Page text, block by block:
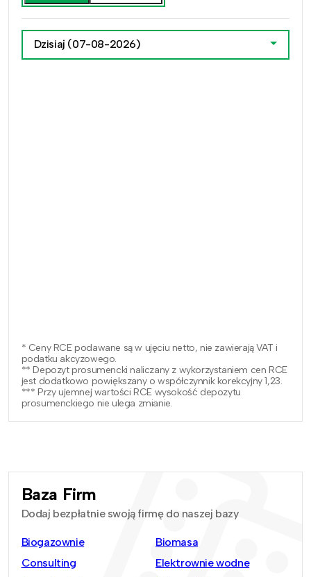
Dzisiaj (07-08-2026)
* Ceny RCE podawane są w ujęciu netto, nie zawierają VAT i
podatku akcyzowego.
** Depozyt prosumencki naliczany z wykorzystaniem cen RCE
jest dodatkowo powiększany o współczynnik korekcyjny 1,23.
*** Przy ujemnej wartości RCE wysokość depozytu
prosumenckiego nie ulega zmianie.
Baza Firm
Dodaj bezpłatnie swoją firmę do naszej bazy
Biogazownie
Biomasa
Consulting
Elektrownie wodne